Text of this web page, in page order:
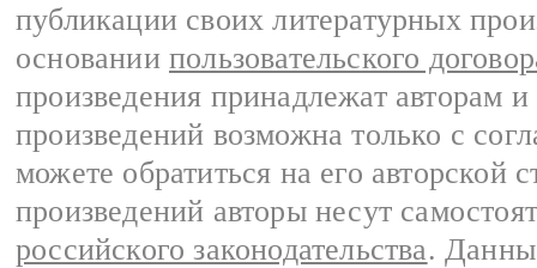
публикации своих литературных
основании пользовательского
произведения принадлежат авторам
произведений возможна только с
можете обратиться на его авторской
произведений авторы несут
российского законодательства.